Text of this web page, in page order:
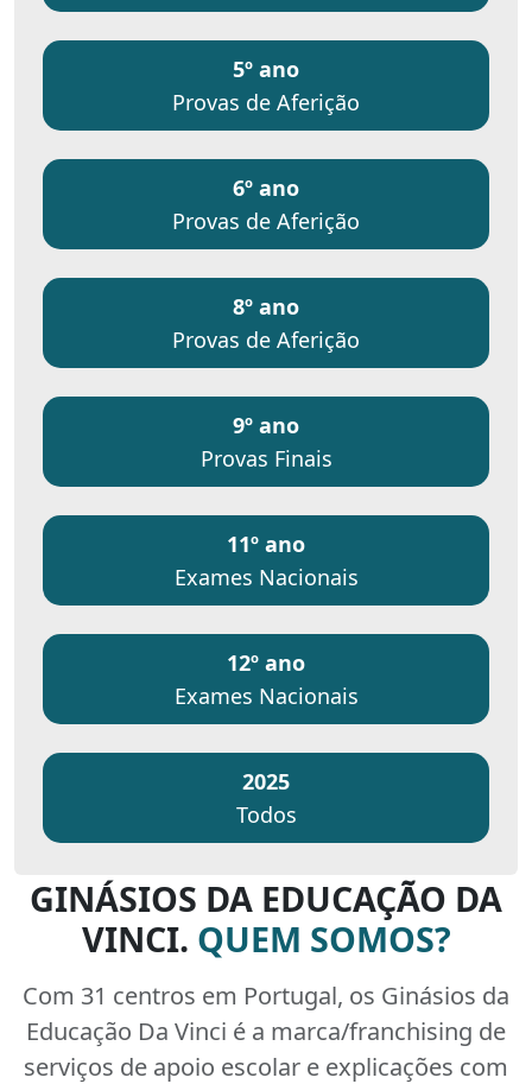
5º ano
Provas de Aferição
6º ano
Provas de Aferição
8º ano
Provas de Aferição
9º ano
Provas Finais
11º ano
Exames Nacionais
12º ano
Exames Nacionais
2025
Todos
GINÁSIOS DA EDUCAÇÃO DA
VINCI. QUEM SOMOS?
Com 31 centros em Portugal, os Ginásios da
Educação Da Vinci é a marca/franchising de
serviços de apoio escolar e explicações com